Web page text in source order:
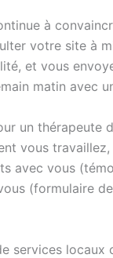
à
votre site à
et vous
matin avec
un thérapeute
vous travaillez,
avec vous
(formulaire
services locaux